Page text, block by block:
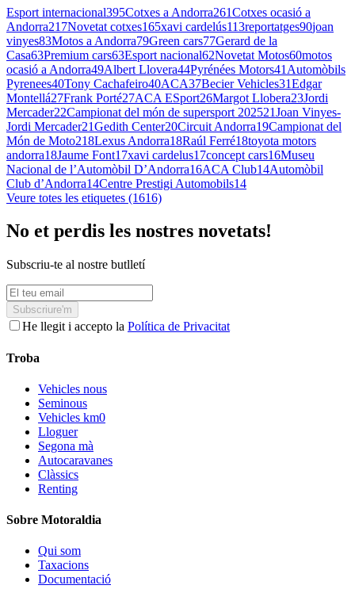
Esport internacional395Cotxes a Andorra261Cotxes ocasió a
Andorra217Novetat cotxes165xavi cardelús113reportatges90joan
vinyes83Motos a Andorra79Green cars77Gerard de la
Casa63Premium cars63Esport nacional62Novetat Motos60motos
ocasió a Andorra49Albert Llovera44Pyrénées Motors41 Automòbils
Pyrenees40Tony Cachafeiro40ACA37Becier Vehicles31Edgar
Montellá27Frank Porté27ACA ESport26Margot Llobera23Jordi
Mercader22Campionat del món de supersport 202521Joan Vinyes-
Jordi Mercader21Gedith Center20Circuit Andorra19Campionat del
Món de Moto218Lexus Andorra18Raúl Ferré18toyota motors
andorra18Jaume Font17xavi cardelus17concept cars16Museu
Nacional de l’Automòbil D’Andorra16ACA Club14Automòbil
Club d’Andorra14Centre Prestigi Automobils14
Veure totes les etiquetes (1616)
No et perdis les nostres novetats!
Subscriu-te al nostre butlletí
Subscriure'm
He llegit i accepto la Política de Privacitat
Troba
Vehicles nous
Seminous
Vehicles km0
Lloguer
Segona mà
Autocaravanes
Clàssics
Renting
Sobre Motoraldia
Qui som
Taxacions
Documentació